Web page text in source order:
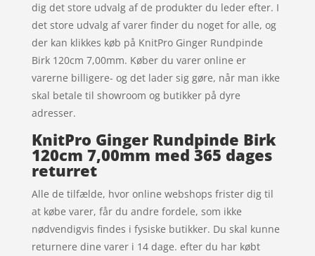
dig det store udvalg af de produkter du leder efter. I
det store udvalg af varer finder du noget for alle, og
der kan klikkes køb på KnitPro Ginger Rundpinde
Birk 120cm 7,00mm. Køber du varer online er
varerne billigere- og det lader sig gøre, når man ikke
skal betale til showroom og butikker på dyre
adresser.
KnitPro Ginger Rundpinde Birk
120cm 7,00mm med 365 dages
returret
Alle de tilfælde, hvor online webshops frister dig til
at købe varer, får du andre fordele, som ikke
nødvendigvis findes i fysiske butikker. Du skal kunne
returnere dine varer i 14 dage. efter du har købt